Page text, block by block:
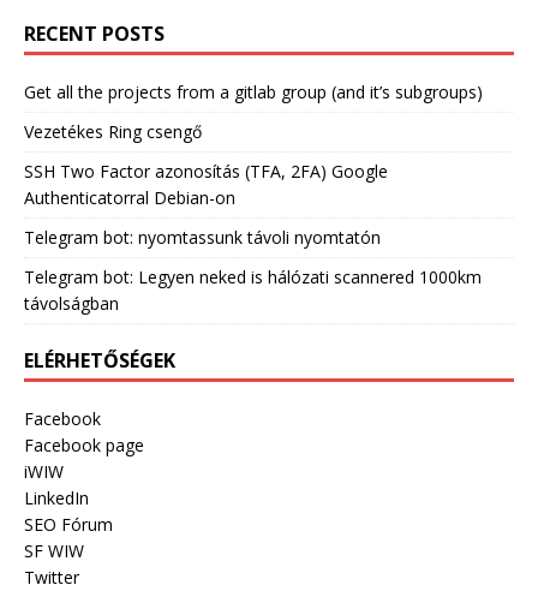
RECENT POSTS
Get all the projects from a gitlab group (and it’s subgroups)
Vezetékes Ring csengő
SSH Two Factor azonosítás (TFA, 2FA) Google
Authenticatorral Debian-on
Telegram bot: nyomtassunk távoli nyomtatón
Telegram bot: Legyen neked is hálózati scannered 1000km
távolságban
ELÉRHETŐSÉGEK
Facebook
Facebook page
iWIW
LinkedIn
SEO Fórum
SF WIW
Twitter